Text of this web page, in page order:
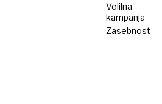
Volilna
kampanja
Zasebnost